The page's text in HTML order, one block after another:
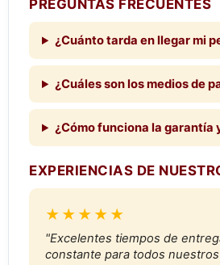
PREGUNTAS FRECUENTES
¿Cuánto tarda en llegar mi
¿Cuáles son los medios de
¿Cómo funciona la garantía
EXPERIENCIAS DE
★★★★★
"Excelentes tiempos de
constante para todos